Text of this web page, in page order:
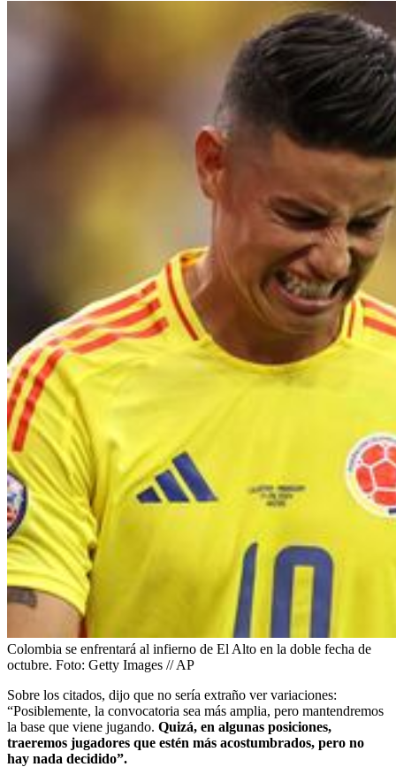
Colombia se enfrentará al infierno de El Alto en la doble fecha de
octubre. Foto: Getty Images // AP
Sobre los citados, dijo que no sería extraño ver variaciones:
“Posiblemente, la convocatoria sea más amplia, pero mantendremos
la base que viene jugando. Quizá, en algunas posiciones,
traeremos jugadores que estén más acostumbrados, pero no
hay nada decidido”.